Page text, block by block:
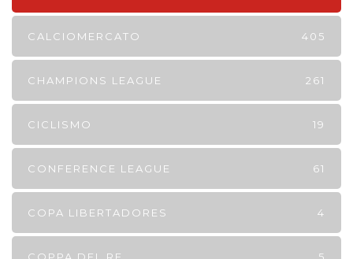
CALCIOMERCATO 405
CHAMPIONS LEAGUE 261
CICLISMO 19
CONFERENCE LEAGUE 61
COPA LIBERTADORES 4